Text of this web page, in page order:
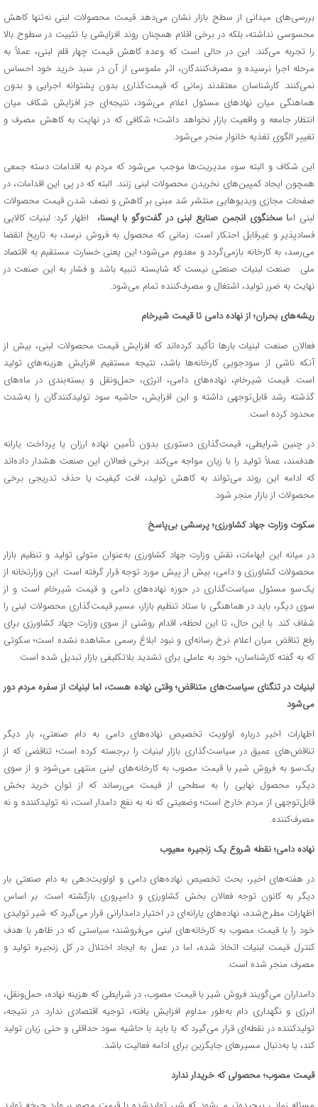
بررسی‌های میدانی از سطح بازار نشان می‌دهد قیمت محصولات لبنی نه‌تنها کاهش
محسوسی نداشته، بلکه در برخی اقلام همچنان روند افزایشی یا تثبیت در سطوح بالا
را تجربه می‌کند. این در حالی است که وعده کاهش قیمت چهار قلم لبنی، عملاً به
مرحله اجرا نرسیده و مصرف‌کنندگان، اثر ملموسی از آن در سبد خرید خود احساس
نمی‌کنند. کارشناسان معتقدند زمانی که قیمت‌گذاری بدون پشتوانه اجرایی و بدون
هماهنگی میان نهادهای مسئول اعلام می‌شود، نتیجه‌ای جز افزایش شکاف میان
انتظار جامعه و واقعیت بازار نخواهد داشت؛ شکافی که در نهایت به کاهش مصرف و
تغییر الگوی تغذیه خانوار منجر می‌شود.
این شکاف و البته سوء مدیریت‌ها موجب می‌شود که مردم به اقدامات دسته جمعی
همچون ایجاد کمپین‌های نخریدن محصولات لبنی زنند. البته که در پی این اقدامات، در
صفحات مجازی ویدیوهایی منتشر شد مبنی بر کاهش و نصف شدن قیمت محصولات
لبنی اما سخنگوی انجمن صنایع لبنی در گفت‌وگو با ایسنا، اظهار کرد: لبنیات کالایی
فسادپذیر و غیرقابل احتکار است. زمانی که محصول به فروش نرسد، به تاریخ انقضا
می‌رسد، به کارخانه بازمی‌گردد و معدوم می‌شود؛ این یعنی خسارت مستقیم به اقتصاد
ملی. صنعت لبنیات صنعتی نیست که شایسته تنبیه باشد و فشار به این صنعت در
نهایت به ضرر تولید، اشتغال و مصرف‌کننده تمام می‌شود.
ریشه‌های بحران؛ از نهاده دامی تا قیمت شیرخام
فعالان صنعت لبنیات بارها تأکید کرده‌اند که افزایش قیمت محصولات لبنی، بیش از
آنکه ناشی از سودجویی کارخانه‌ها باشد، نتیجه مستقیم افزایش هزینه‌های تولید
است. قیمت شیرخام، نهاده‌های دامی، انرژی، حمل‌ونقل و بسته‌بندی در ماه‌های
گذشته رشد قابل‌توجهی داشته و این افزایش، حاشیه سود تولیدکنندگان را به‌شدت
محدود کرده است.
در چنین شرایطی، قیمت‌گذاری دستوری بدون تأمین نهاده ارزان یا پرداخت یارانه
هدفمند، عملاً تولید را با زیان مواجه می‌کند. برخی فعالان این صنعت هشدار داده‌اند
که ادامه این روند می‌تواند به کاهش تولید، افت کیفیت یا حذف تدریجی برخی
محصولات از بازار منجر شود.
سکوت وزارت جهاد کشاورزی؛ پرسشی بی‌پاسخ
در میانه این ابهامات، نقش وزارت جهاد کشاورزی به‌عنوان متولی تولید و تنظیم بازار
محصولات کشاورزی و دامی، بیش از پیش مورد توجه قرار گرفته است. این وزارتخانه از
یک‌سو مسئول سیاست‌گذاری در حوزه نهاده‌های دامی و قیمت شیرخام است و از
سوی دیگر، باید در هماهنگی با ستاد تنظیم بازار، مسیر قیمت‌گذاری محصولات لبنی را
شفاف کند. با این حال، تا این لحظه، اقدام روشنی از سوی وزارت جهاد کشاورزی برای
رفع تناقض میان اعلام نرخ رسانه‌ای و نبود ابلاغ رسمی مشاهده نشده است؛ سکوتی
که به گفته کارشناسان، خود به عاملی برای تشدید بلاتکلیفی بازار تبدیل شده است.
لبنیات در تنگنای سیاست‌های متناقض؛ وقتی نهاده هست، اما لبنیات از سفره مردم دور
می‌شود
اظهارات اخیر درباره اولویت تخصیص نهاده‌های دامی به دام صنعتی، بار دیگر
تناقض‌های عمیق در سیاست‌گذاری بازار لبنیات را برجسته کرده است؛ تناقضی که از
یک‌سو به فروش شیر با قیمت مصوب به کارخانه‌های لبنی منتهی می‌شود و از سوی
دیگر، محصول نهایی را به سطحی از قیمت می‌رساند که از توان خرید بخش
قابل‌توجهی از مردم خارج است؛ وضعیتی که نه به نفع دامدار است، نه تولیدکننده و نه
مصرف‌کننده.
نهاده دامی؛ نقطه شروع یک زنجیره معیوب
در هفته‌های اخیر، بحث تخصیص نهاده‌های دامی و اولویت‌دهی به دام صنعتی بار
دیگر به کانون توجه فعالان بخش کشاورزی و دامپروری بازگشته است. بر اساس
اظهارات مطرح‌شده، نهاده‌های یارانه‌ای در اختیار دامدارانی قرار می‌گیرد که شیر تولیدی
خود را با قیمت مصوب به کارخانه‌های لبنی می‌فروشند؛ سیاستی که در ظاهر با هدف
کنترل قیمت لبنیات اتخاذ شده، اما در عمل به ایجاد اختلال در کل زنجیره تولید و
مصرف منجر شده است.
دامداران می‌گویند فروش شیر با قیمت مصوب، در شرایطی که هزینه نهاده، حمل‌ونقل،
انرژی و نگهداری دام به‌طور مداوم افزایش یافته، توجیه اقتصادی ندارد. در نتیجه،
تولیدکننده در نقطه‌ای قرار می‌گیرد که یا باید با حاشیه سود حداقلی و حتی زیان تولید
کند، یا به‌دنبال مسیرهای جایگزین برای ادامه فعالیت باشد.
قیمت مصوب؛ محصولی که خریدار ندارد